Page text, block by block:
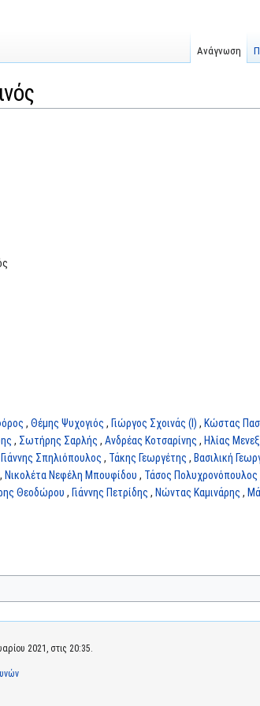
, Θέμης Ψυχογιός , Γιώργος Σχοινάς (I) , Κώστας
, Σωτήρης Σαρλής , Ανδρέας Κοτσαρίνης , Ηλίας
Γιάννης Σπηλιόπουλος , Τάκης Γεωργέτης , Βασιλική
, Νικολέτα Νεφέλη Μπουφίδου , Τάσος Πολυχρονόπουλος
Θεοδώρου , Γιάννης Πετρίδης , Νώντας Καμινάρης ,
Ανάγνωση
2021, στις 20:35.